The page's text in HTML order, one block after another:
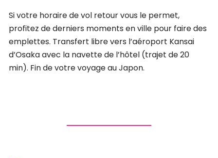
Si votre horaire de vol retour vous le permet,
profitez de derniers moments en ville pour faire des
emplettes. Transfert libre vers l’aéroport Kansai
d’Osaka avec la navette de l’hôtel (trajet de 20
min). Fin de votre voyage au Japon.